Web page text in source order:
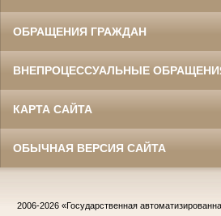
ОБРАЩЕНИЯ ГРАЖДАН
ВНЕПРОЦЕССУАЛЬНЫЕ
КАРТА САЙТА
ОБЫЧНАЯ ВЕРСИЯ САЙТА
2006-2026 «Государственная